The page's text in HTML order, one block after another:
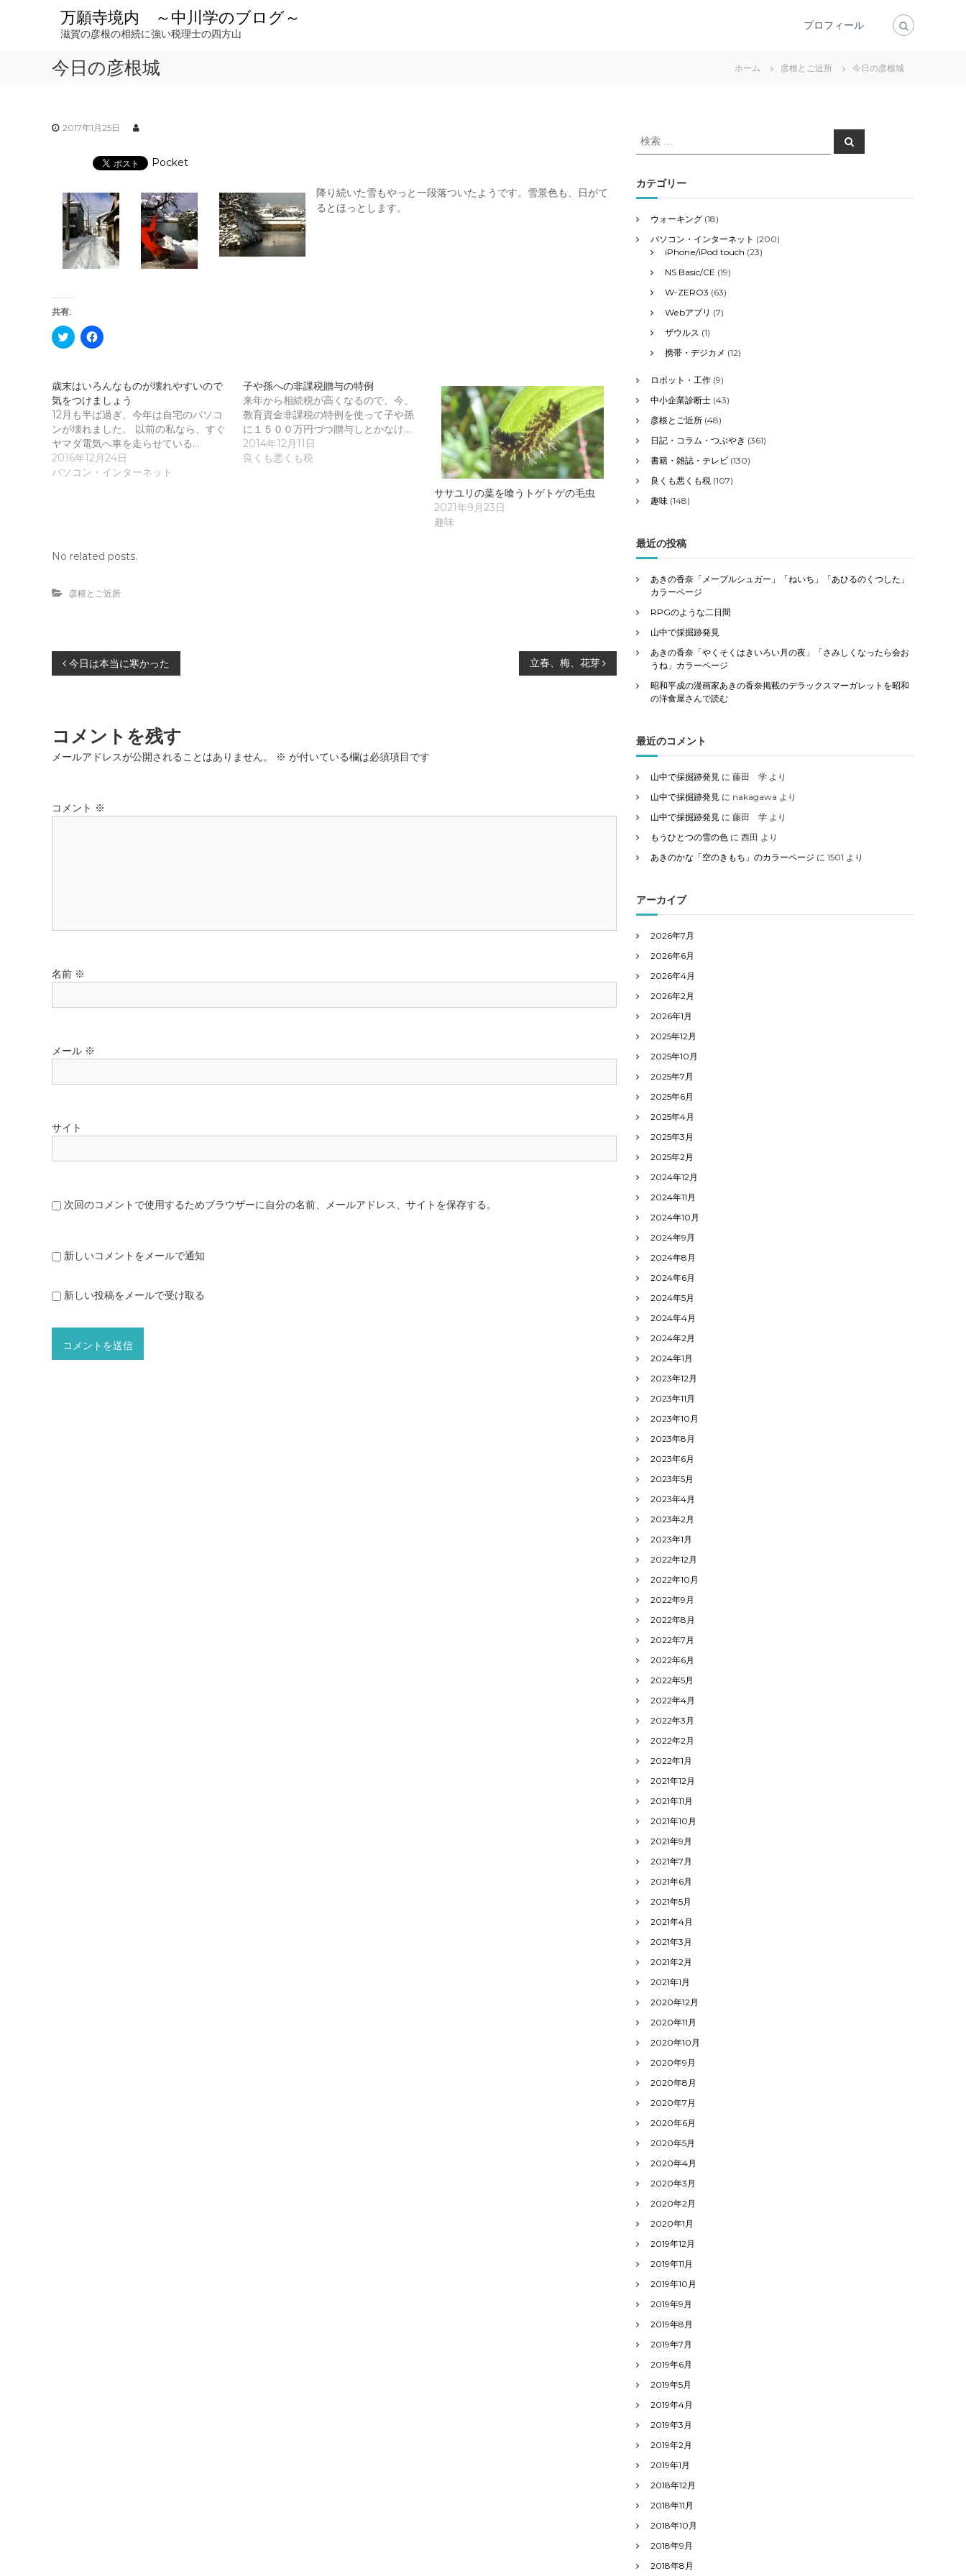
万願寺境内 ～中川学のブログ～
滋賀の彦根の相続に強い税理士の四方山
プロフィール
今日の彦根城 ホーム 彦根とご近所 今日の彦根城
2017年1月25日
Pocket
降り続いた雪もやっと一段落ついたようです。雪景色も、日がて
るとほっとします。
共有:
ク
リ
て
T
w
t
e
r
で
共
有
ウ
き
ま
F
a
o
k
で
共
有
す
る
に
は
ク
さ
い
し
い
で
開
き
歳末はいろんなものが壊れやすいので
気をつけましょう
12月も半ば過ぎ、今年は自宅のパソコ
ンが壊れました。 以前の私なら、すぐ
ヤマダ電気へ車を走らせている…
2016年12月24日
パソコン・インターネット
子や孫への非課税贈与の特例
来年から相続税が高くなるので、今、
教育資金非課税の特例を使って子や孫
に１５００万円づつ贈与しとかなけ…
2014年12月11日
良くも悪くも税
ササユリの葉を喰うトゲトゲの毛虫
2021年9月23日
趣味
No related posts.
彦根とご近所
投
ナ
ビ
ン
今日は本当に寒かった 立春、梅、花芽
コメントを残す
メールアドレスが公開されることはありません。 ※ が付いている欄は必須項目です
コメント ※
名前 ※
メール ※
サイト
次回のコメントで使用するためブラウザーに自分の名前、メールアドレス、サイトを保存する。
新しいコメントをメールで通知
新しい投稿をメールで受け取る
検
索
象
:
検
索
カテゴリー
ウォーキング (18)
パソコン・インターネット (200)
iPhone/iPod touch (23)
NS Basic/CE (19)
W-ZERO3 (63)
Webアプリ (7)
ザウルス (1)
携帯・デジカメ (12)
ロボット・工作 (9)
中小企業診断士 (43)
彦根とご近所 (48)
日記・コラム・つぶやき (361)
書籍・雑誌・テレビ (130)
良くも悪くも税 (107)
趣味 (148)
最近の投稿
あきの香奈「メープルシュガー」「ねいち」「あひるのくつした」
カラーページ
RPGのような二日間
山中で採掘跡発見
あきの香奈「やくそくはきいろい月の夜」「さみしくなったら会お
うね」カラーページ
昭和平成の漫画家あきの香奈掲載のデラックスマーガレットを昭和
の洋食屋さんで読む
最近のコメント
山中で採掘跡発見 に藤田 学 より
山中で採掘跡発見 に nakagawa より
山中で採掘跡発見 に藤田 学 より
もうひとつの雪の色 に西田 より
あきのかな「空のきもち」のカラーページ に1501 より
アーカイブ
2026年7月
2026年6月
2026年4月
2026年2月
2026年1月
2025年12月
2025年10月
2025年7月
2025年6月
2025年4月
2025年3月
2025年2月
2024年12月
2024年11月
2024年10月
2024年9月
2024年8月
2024年6月
2024年5月
2024年4月
2024年2月
2024年1月
2023年12月
2023年11月
2023年10月
2023年8月
2023年6月
2023年5月
2023年4月
2023年2月
2023年1月
2022年12月
2022年10月
2022年9月
2022年8月
2022年7月
2022年6月
2022年5月
2022年4月
2022年3月
2022年2月
2022年1月
2021年12月
2021年11月
2021年10月
2021年9月
2021年7月
2021年6月
2021年5月
2021年4月
2021年3月
2021年2月
2021年1月
2020年12月
2020年11月
2020年10月
2020年9月
2020年8月
2020年7月
2020年6月
2020年5月
2020年4月
2020年3月
2020年2月
2020年1月
2019年12月
2019年11月
2019年10月
2019年9月
2019年8月
2019年7月
2019年6月
2019年5月
2019年4月
2019年3月
2019年2月
2019年1月
2018年12月
2018年11月
2018年10月
2018年9月
2018年8月